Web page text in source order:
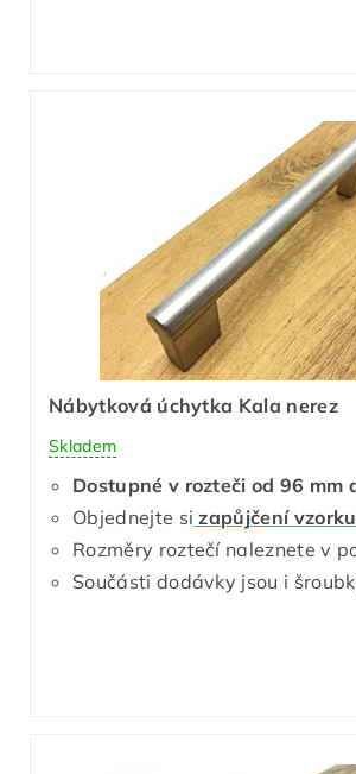
Nábytková úchytka Kala nerez
Skladem
Dostupné v rozteči od 96 mm
Objednejte si zapůjčení
Rozměry roztečí naleznete v
Součásti dodávky jsou i